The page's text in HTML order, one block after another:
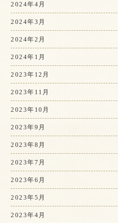
2024年4月
2024年3月
2024年2月
2024年1月
2023年12月
2023年11月
2023年10月
2023年9月
2023年8月
2023年7月
2023年6月
2023年5月
2023年4月